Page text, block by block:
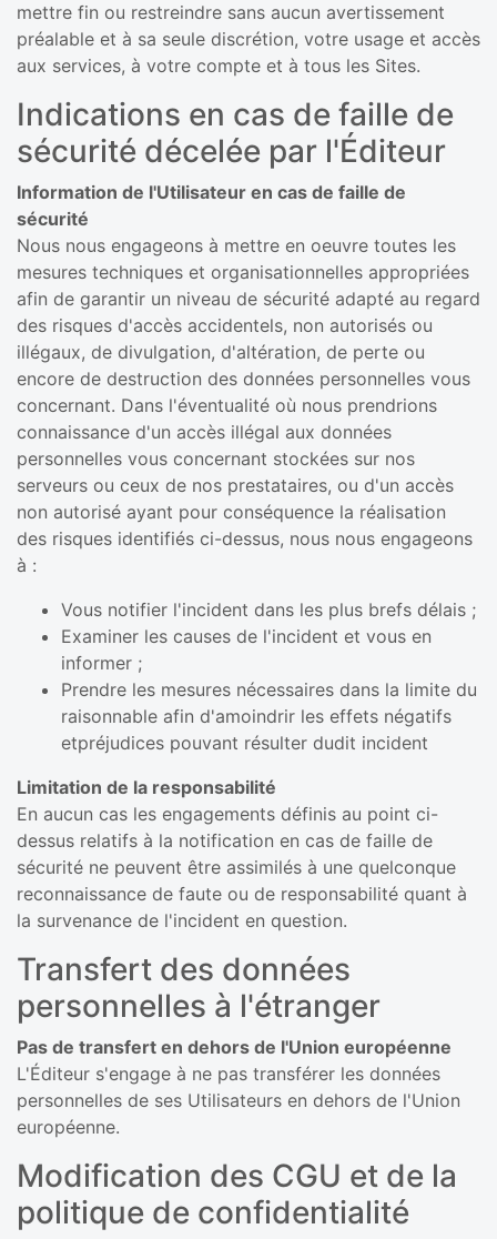
mettre fin ou restreindre sans aucun avertissement
préalable et à sa seule discrétion, votre usage et accès
aux services, à votre compte et à tous les Sites.
Indications en cas de faille de
sécurité décelée par l'Éditeur
Information de l'Utilisateur en cas de faille de
sécurité
Nous nous engageons à mettre en oeuvre toutes les
mesures techniques et organisationnelles appropriées
afin de garantir un niveau de sécurité adapté au regard
des risques d'accès accidentels, non autorisés ou
illégaux, de divulgation, d'altération, de perte ou
encore de destruction des données personnelles vous
concernant. Dans l'éventualité où nous prendrions
connaissance d'un accès illégal aux données
personnelles vous concernant stockées sur nos
serveurs ou ceux de nos prestataires, ou d'un accès
non autorisé ayant pour conséquence la réalisation
des risques identifiés ci-dessus, nous nous engageons
à :
Vous notifier l'incident dans les plus brefs délais ;
Examiner les causes de l'incident et vous en
informer ;
Prendre les mesures nécessaires dans la limite du
raisonnable afin d'amoindrir les effets négatifs
etpréjudices pouvant résulter dudit incident
Limitation de la responsabilité
En aucun cas les engagements définis au point ci-
dessus relatifs à la notification en cas de faille de
sécurité ne peuvent être assimilés à une quelconque
reconnaissance de faute ou de responsabilité quant à
la survenance de l'incident en question.
Transfert des données
personnelles à l'étranger
Pas de transfert en dehors de l'Union européenne
L'Éditeur s'engage à ne pas transférer les données
personnelles de ses Utilisateurs en dehors de l'Union
européenne.
Modification des CGU et de la
politique de confidentialité